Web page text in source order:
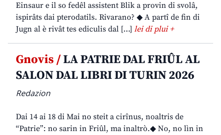
Einsaur e il so fedêl assistent Blik a provin di svolâ,
ispirâts dai pterodatils. Rivarano? ◆ A partî de fin di
Jugn al è rivât tes ediculis dal […] lei di plui +
Gnovis /LA PATRIE DAL FRIÛL AL
SALON DAL LIBRI DI TURIN 2026
Redazion
Dai 14 ai 18 di Mai no steit a cirînus, noaltris de
“Patrie”: no sarin in Friûl, ma inaltrò.◆ No, no lìn in